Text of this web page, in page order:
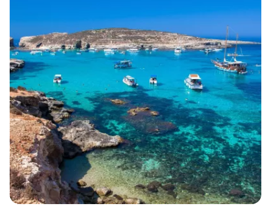
Continuar con Email